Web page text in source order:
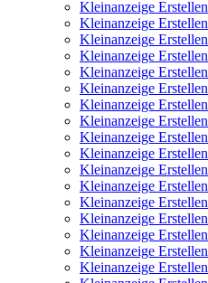
Kleinanzeige Erstellen
Kleinanzeige Erstellen
Kleinanzeige Erstellen
Kleinanzeige Erstellen
Kleinanzeige Erstellen
Kleinanzeige Erstellen
Kleinanzeige Erstellen
Kleinanzeige Erstellen
Kleinanzeige Erstellen
Kleinanzeige Erstellen
Kleinanzeige Erstellen
Kleinanzeige Erstellen
Kleinanzeige Erstellen
Kleinanzeige Erstellen
Kleinanzeige Erstellen
Kleinanzeige Erstellen
Kleinanzeige Erstellen